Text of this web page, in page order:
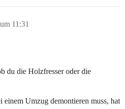
11:31
du die Holzfresser oder die
einem Umzug demontieren muss, hat